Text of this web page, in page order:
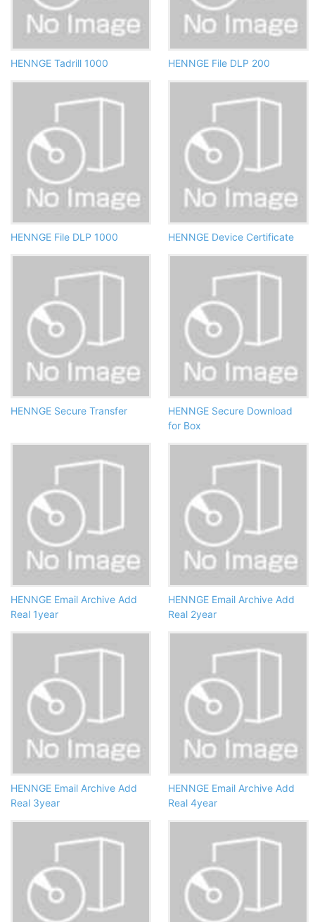
HENNGE Tadrill 1000 HENNGE File DLP 200
HENNGE File DLP 1000 HENNGE Device Certificate
HENNGE Secure Transfer
HENNGE Secure Download
for Box
HENNGE Email Archive Add
Real 1year
HENNGE Email Archive Add
Real 2year
HENNGE Email Archive Add
Real 3year
HENNGE Email Archive Add
Real 4year